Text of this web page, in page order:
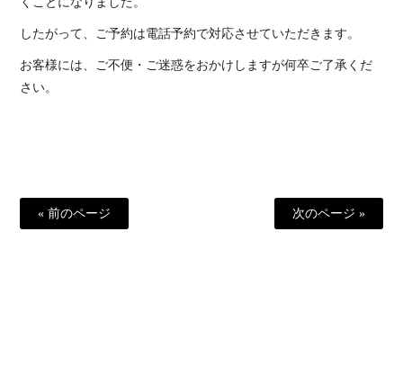
したがって、ご予約は電話予約で対応させていただきます。
お客様には、ご不便・ご迷惑をおかけしますが何卒ご了承くだ
さい。
« 前のページ 次のページ »